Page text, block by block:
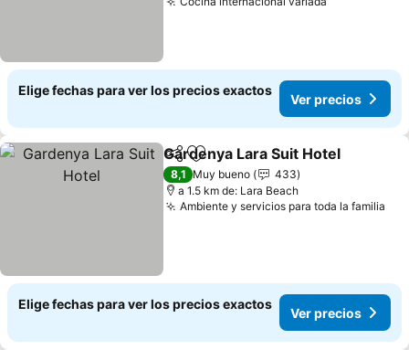
Elige fechas para ver los precios exactos
Ver precios
CompartirAgregar a favoritos
Gardenya Lara Suit Hotel
8,1 Muy bueno
433
a 1.5 km de: Lara Beach
Ambiente y servicios para toda la familia
Elige fechas para ver los precios exactos
Ver precios